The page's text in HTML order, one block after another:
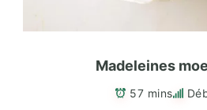
Madeleines
57 mins